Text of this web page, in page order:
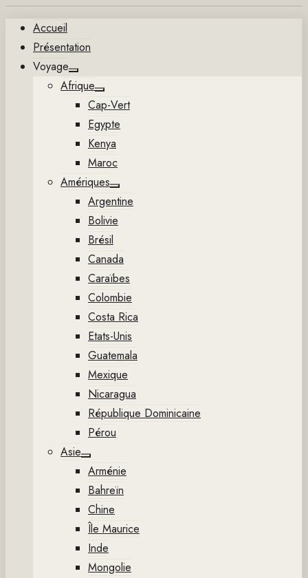
contenu
Accueil
Présentation
Voyage
Show
sub
menu
Afrique
Show
sub
menu
Cap-Vert
Egypte
Kenya
Maroc
Amériques
Show
sub
menu
Argentine
Bolivie
Brésil
Canada
Caraïbes
Colombie
Costa Rica
Etats-Unis
Guatemala
Mexique
Nicaragua
République Dominicaine
Pérou
Asie
Show
sub
menu
Arménie
Bahreïn
Chine
Île Maurice
Inde
Mongolie